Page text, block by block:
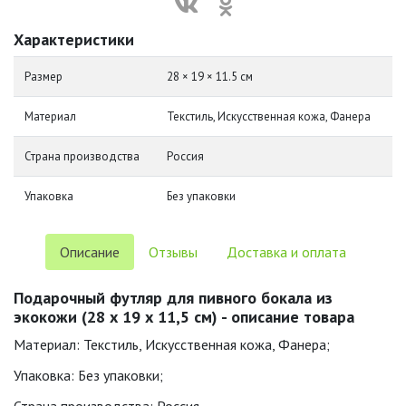
Характеристики
Размер 28 × 19 × 11.5 см
Материал Текстиль, Искусственная кожа, Фанера
Страна производства Россия
Упаковка Без упаковки
Описание Отзывы Доставка и оплата
Подарочный футляр для пивного бокала из
экокожи (28 х 19 х 11,5 см) - описание товара
Материал: Текстиль, Искусственная кожа, Фанера;
Упаковка: Без упаковки;